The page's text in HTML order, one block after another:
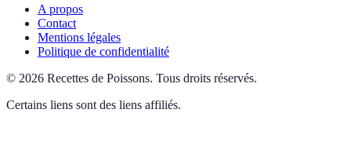
A propos
Contact
Mentions légales
Politique de confidentialité
© 2026 Recettes de Poissons. Tous droits réservés.
Certains liens sont des liens affiliés.